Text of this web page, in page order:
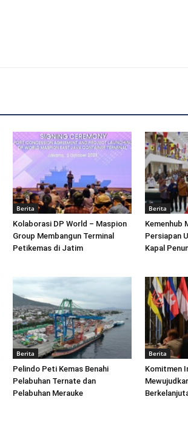
Berita
Kolaborasi DP World – Maspion
Group Membangun Terminal
Petikemas di Jatim
Berita
Kemenhub
Persiapan
Kapal
Berita
Pelindo Peti Kemas Benahi
Pelabuhan Ternate dan
Pelabuhan Merauke
Berita
Komitmen